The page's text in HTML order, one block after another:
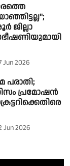
Jun 2026
പരാതി;
പ്രമോഷൻ
Jun 2026